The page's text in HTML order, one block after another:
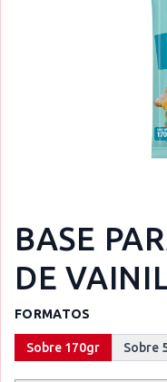
BASE
DE
FORMATOS
Sobre 170gr Sobre